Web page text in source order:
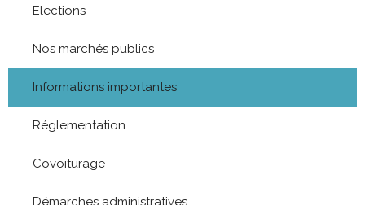
Elections
Nos marchés publics
Informations importantes
Réglementation
Covoiturage
Démarches administratives